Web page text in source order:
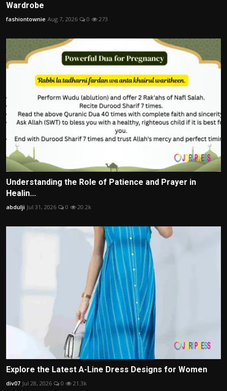
Wardrobe
fashiontownie Aug 7, 2026 0 273
Understanding the Role of Patience and Prayer in
Healin...
abdulji Jul 31, 2026 0 20.2k
Explore the Latest A-Line Dress Designs for Women
div07 Jul 28, 2026 0 21.3k